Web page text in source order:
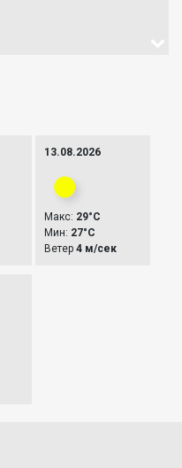
13.08.2026
Макс: 29°C
Мин: 27°C
Ветер4 м/сек